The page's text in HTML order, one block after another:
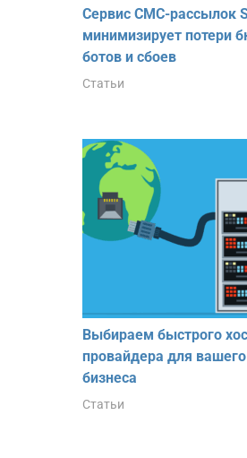
Сервис СМС-рассылок
минимизирует потери
ботов и сбоев
Статьи
Выбираем быстрого
провайдера для
бизнеса
Статьи